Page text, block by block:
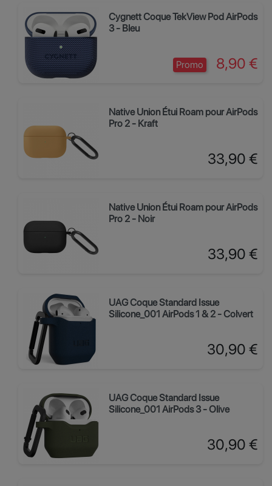
Cygnett Coque TekView Pod AirPods
3 - Bleu
Promo Prix
8,90 €
Native Union Étui Roam pour AirPods
Pro 2 - Kraft
Prix
33,90 €
Native Union Étui Roam pour AirPods
Pro 2 - Noir
Prix
33,90 €
UAG Coque Standard Issue
Silicone_001 AirPods 1 & 2 - Colvert
Prix
30,90 €
UAG Coque Standard Issue
Silicone_001 AirPods 3 - Olive
Prix
30,90 €